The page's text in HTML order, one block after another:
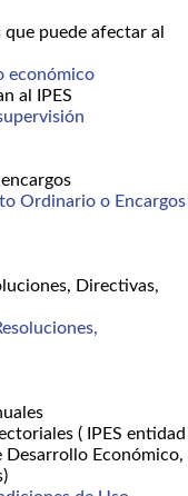
puede afectar al
económico
al IPES
Ordinario o Encargos
Directivas,
( IPES entidad
Económico,